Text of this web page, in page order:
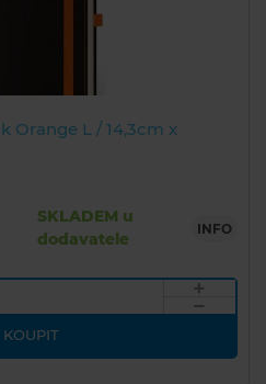
Orange L / 14,3cm x
SKLADEM u
dodavatele
INFO
KOUPIT